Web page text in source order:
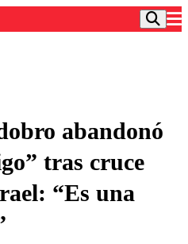
abandonó
tras cruce
“Es una